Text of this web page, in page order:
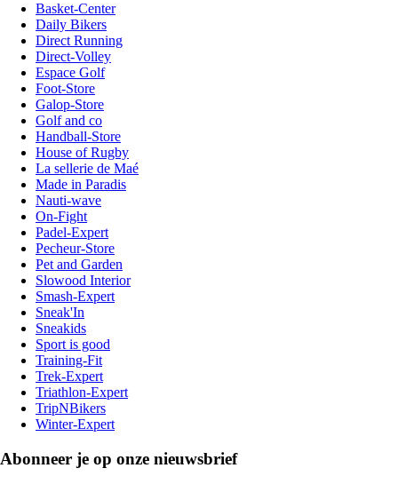
Basket-Center
Daily Bikers
Direct Running
Direct-Volley
Espace Golf
Foot-Store
Galop-Store
Golf and co
Handball-Store
House of Rugby
La sellerie de Maé
Made in Paradis
Nauti-wave
On-Fight
Padel-Expert
Pecheur-Store
Pet and Garden
Slowood Interior
Smash-Expert
Sneak'In
Sneakids
Sport is good
Training-Fit
Trek-Expert
Triathlon-Expert
TripNBikers
Winter-Expert
Abonneer je op onze nieuwsbrief